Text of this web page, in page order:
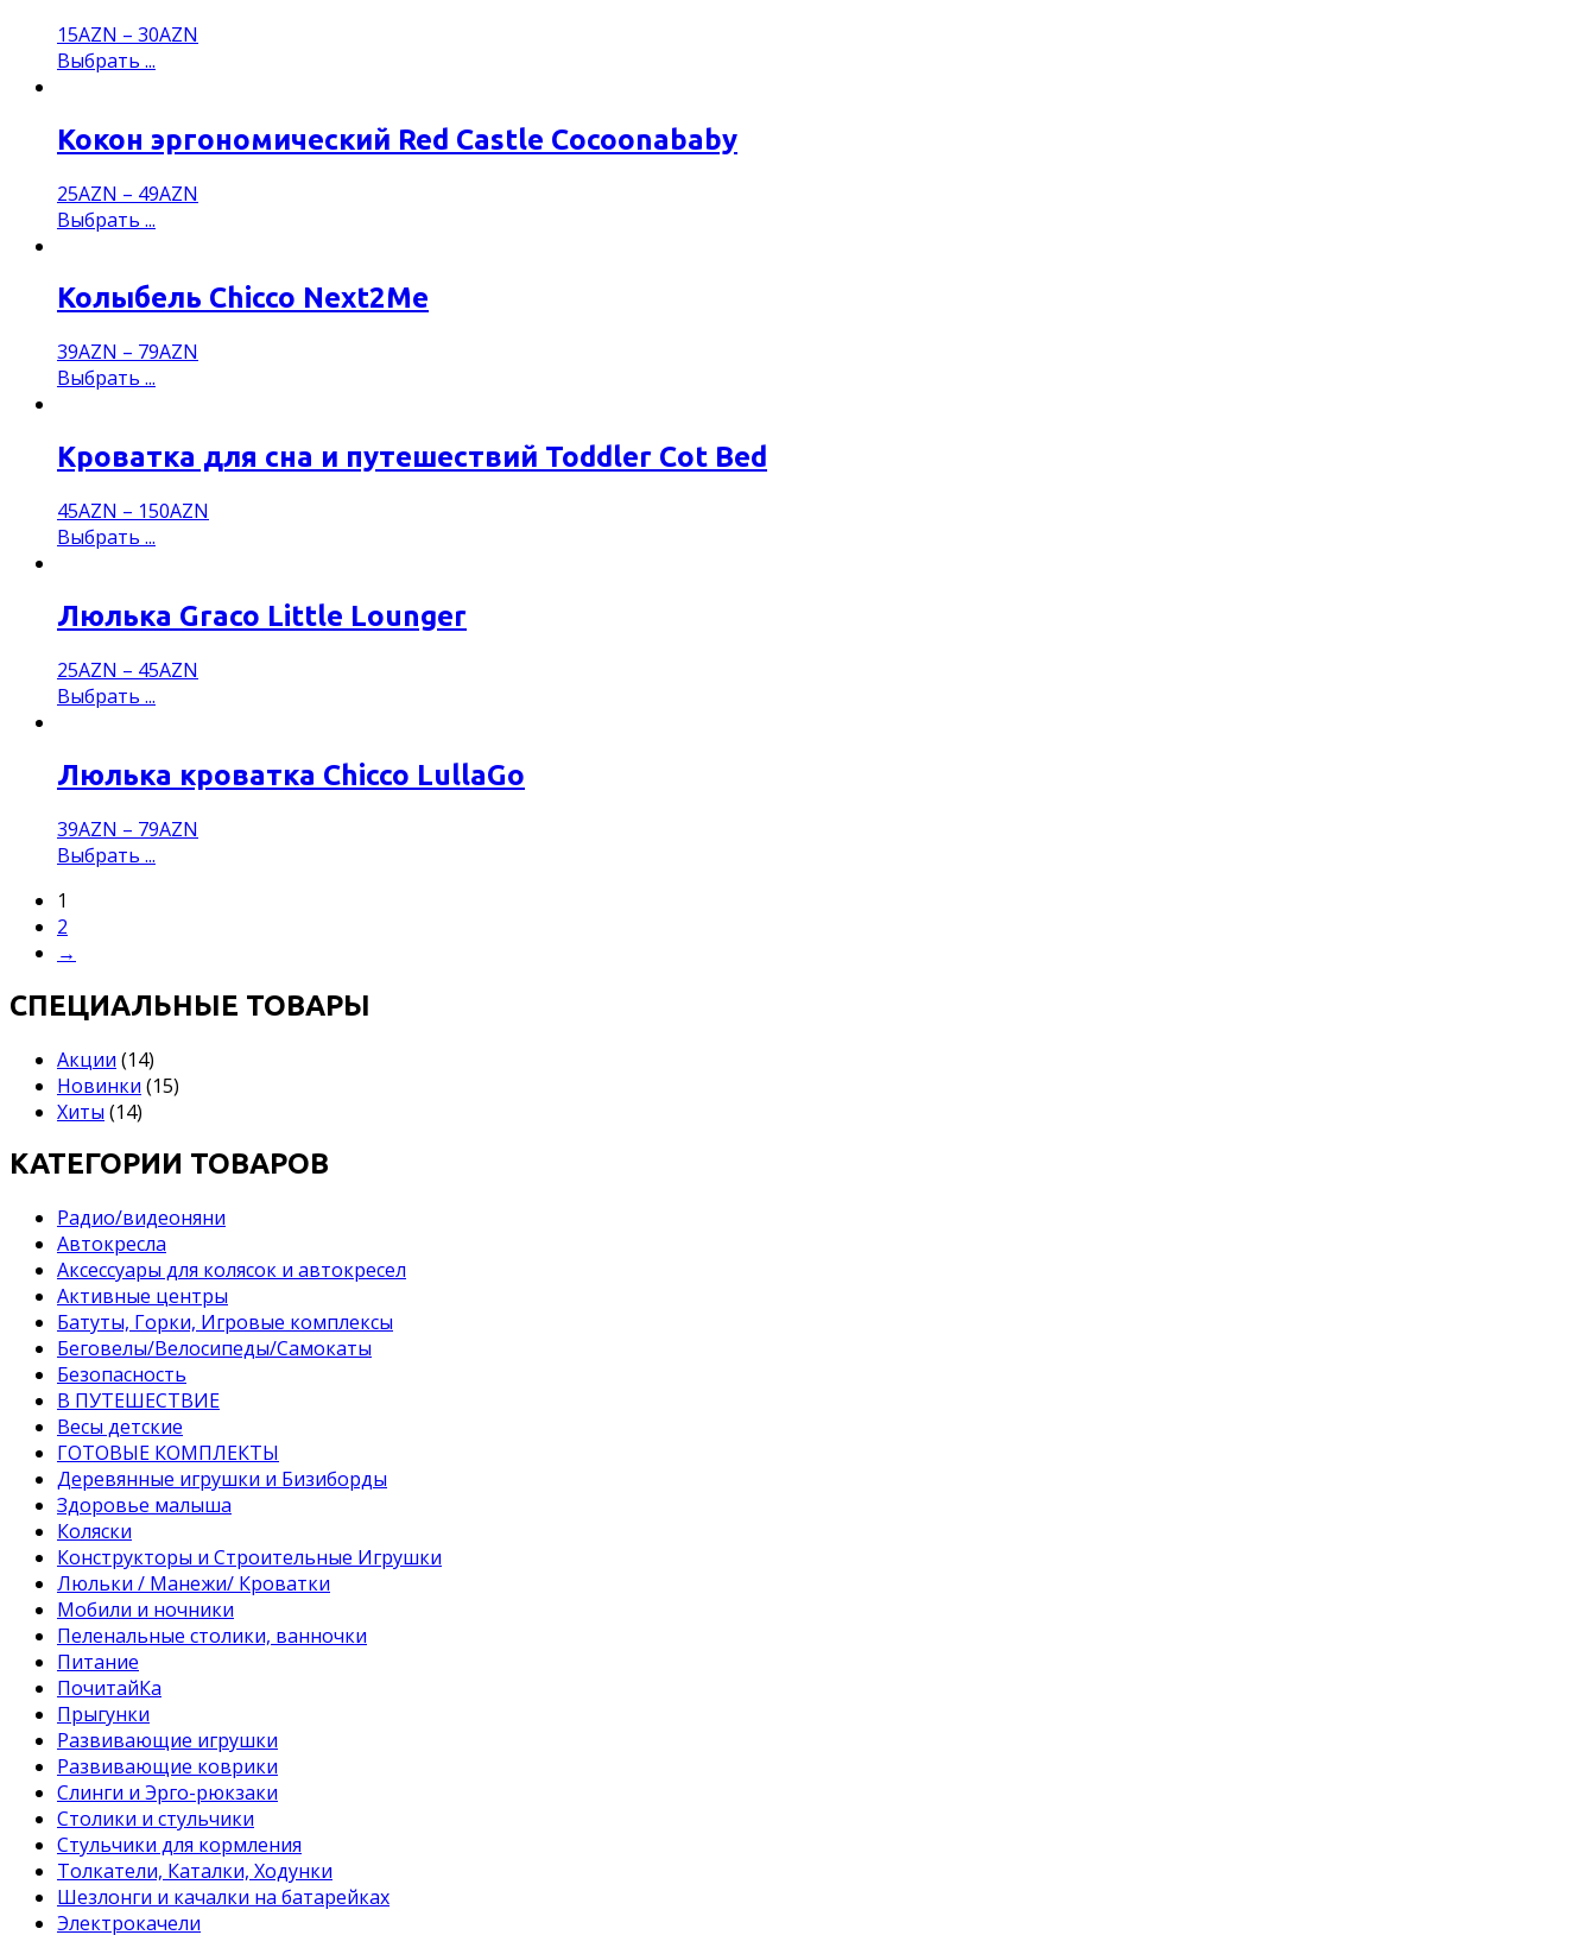
15AZN – 30AZN
Выбрать ...
Кокон эргономический Red Castle Cocoonababy
25AZN – 49AZN
Выбрать ...
Колыбель Chicco Next2Me
39AZN – 79AZN
Выбрать ...
Кроватка для сна и путешествий Toddler Cot Bed
45AZN – 150AZN
Выбрать ...
Люлька Graco Little Lounger
25AZN – 45AZN
Выбрать ...
Люлька кроватка Chicco LullaGo
39AZN – 79AZN
Выбрать ...
1
2
→
СПЕЦИАЛЬНЫЕ ТОВАРЫ
Акции (14)
Новинки (15)
Хиты (14)
КАТЕГОРИИ ТОВАРОВ
Pадио/видеоняни
Автокресла
Аксессуары для колясок и автокресел
Активные центры
Батуты, Горки, Игровые комплексы
Беговелы/Велосипеды/Самокаты
Безопасность
В ПУТЕШЕСТВИЕ
Весы детские
ГОТОВЫЕ КОМПЛЕКТЫ
Деревянные игрушки и Бизиборды
Здоровье малыша
Коляски
Конструкторы и Строительные Игрушки
Люльки / Манежи/ Кроватки
Мобили и ночники
Пеленальные столики, ванночки
Питание
ПочитайКа
Прыгунки
Развивающие игрушки
Развивающие коврики
Слинги и Эрго-рюкзаки
Столики и стульчики
Стульчики для кормления
Толкатели, Каталки, Ходунки
Шезлонги и качалки на батарейках
Электрокачели